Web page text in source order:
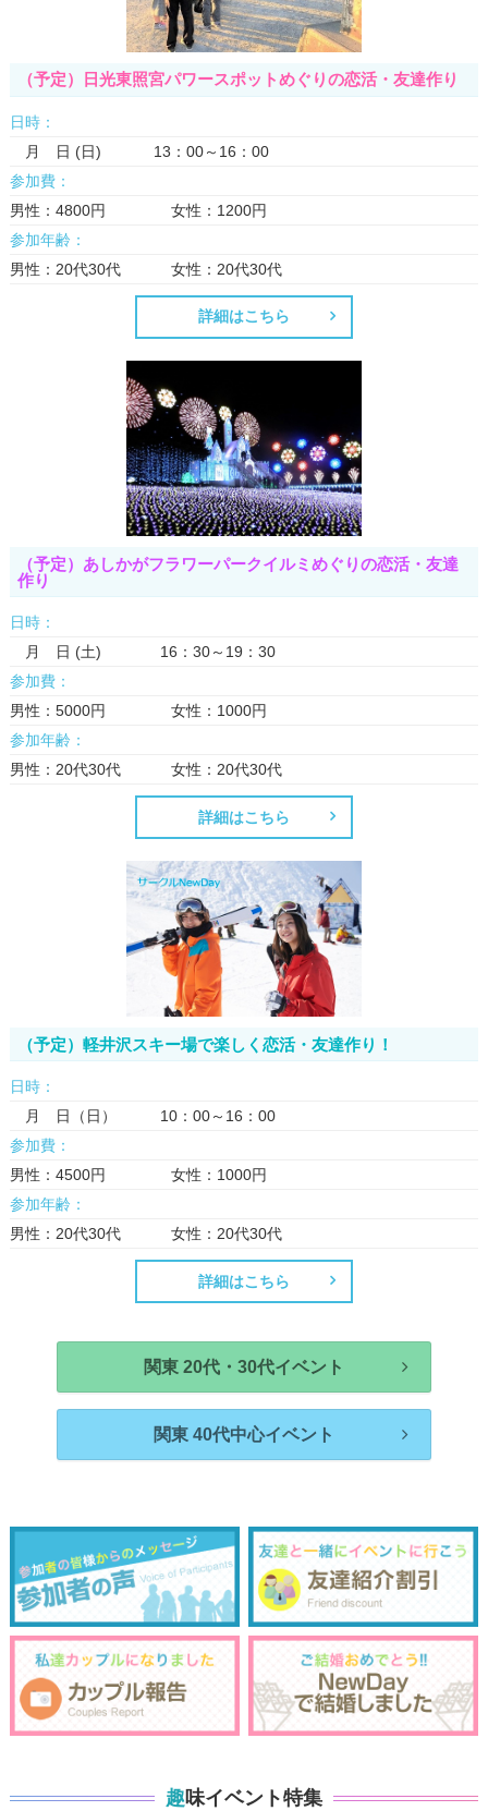
（予定）日光東照宮パワースポットめぐりの恋活・友達作り
日時：
月 日 (日) 13：00～16：00
参加費：
男性：4800円 女性：1200円
参加年齢：
男性：20代30代 女性：20代30代
詳細はこちら
（予定）あしかがフラワーパークイルミめぐりの恋活・友達
作り
日時：
月 日 (土) 16：30～19：30
参加費：
男性：5000円 女性：1000円
参加年齢：
男性：20代30代 女性：20代30代
詳細はこちら
（予定）軽井沢スキー場で楽しく恋活・友達作り！
日時：
月 日（日） 10：00～16：00
参加費：
男性：4500円 女性：1000円
参加年齢：
男性：20代30代 女性：20代30代
詳細はこちら
関東 20代・30代イベント
関東 40代中心イベント
趣味イベント特集